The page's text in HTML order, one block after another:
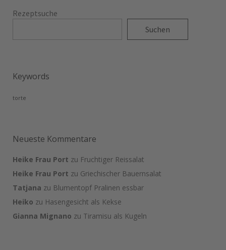
Rezeptsuche
Suchen
Keywords
torte
Neueste Kommentare
Heike Frau Port zu Fruchtiger Reissalat
Heike Frau Port zu Griechischer Bauernsalat
Tatjana zu Blumentopf Pralinen essbar
Heiko zu Hasengesicht als Kekse
Gianna Mignano zu Tiramisu als Kugeln